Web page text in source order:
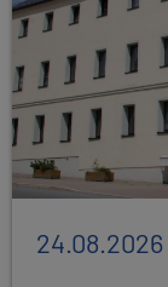
24.08.2026